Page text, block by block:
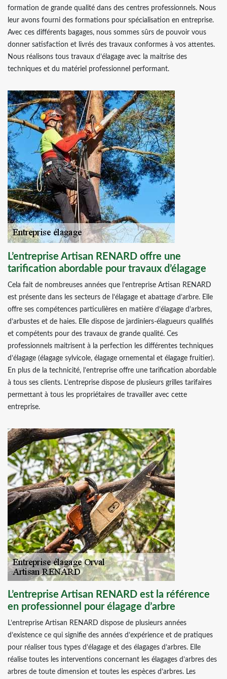
formation de grande qualité dans des centres professionnels. Nous
leur avons fourni des formations pour spécialisation en entreprise.
Avec ces différents bagages, nous sommes sûrs de pouvoir vous
donner satisfaction et livrés des travaux conformes à vos attentes.
Nous réalisons tous travaux d’élagage avec la maitrise des
techniques et du matériel professionnel performant.
L’entreprise Artisan RENARD offre une
tarification abordable pour travaux d’élagage
Cela fait de nombreuses années que l’entreprise Artisan RENARD
est présente dans les secteurs de l’élagage et abattage d’arbre. Elle
offre ses compétences particulières en matière d’élagage d’arbres,
d’arbustes et de haies. Elle dispose de jardiniers-élagueurs qualifiés
et compétents pour des travaux de grande qualité. Ces
professionnels maitrisent à la perfection les différentes techniques
d’élagage (élagage sylvicole, élagage ornemental et élagage fruitier).
En plus de la technicité, l’entreprise offre une tarification abordable
à tous ses clients. L’entreprise dispose de plusieurs grilles tarifaires
permettant à tous les propriétaires de travailler avec cette
entreprise.
L’entreprise Artisan RENARD est la référence
en professionnel pour élagage d’arbre
L’entreprise Artisan RENARD dispose de plusieurs années
d’existence ce qui signifie des années d’expérience et de pratiques
pour réaliser tous types d’élagage et des élagages d’arbres. Elle
réalise toutes les interventions concernant les élagages d’arbres des
arbres de toute dimension et toutes les espèces d’arbres. Les